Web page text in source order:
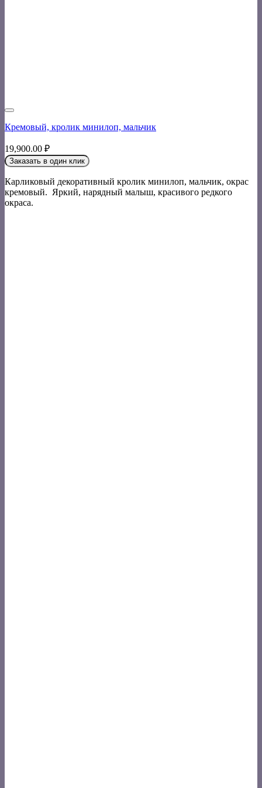
Кремовый, кролик минилоп, мальчик
19,900.00 ₽
Заказать в один клик
Карликовый декоративный кролик минилоп, мальчик, окрас
кремовый. Яркий, нарядный малыш, красивого редкого
окраса.